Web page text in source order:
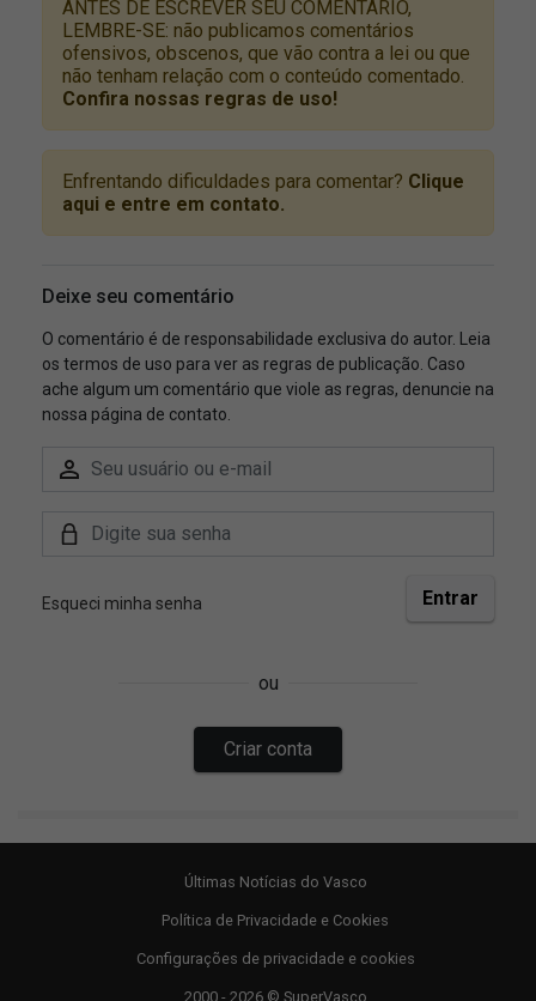
Últimas Notícias do Vasco
Política de Privacidade e Cookies
Configurações de privacidade e cookies
2000 - 2026 © SuperVasco